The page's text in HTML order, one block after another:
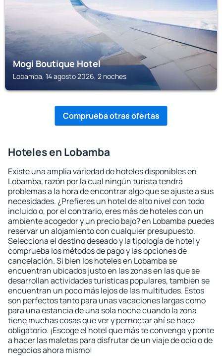
Mogi Boutique Hotel
Lobamba, 14 agosto 2026, 2 noches
Comprueba otras ofertas
Hoteles en Lobamba
Existe una amplia variedad de hoteles disponibles en
Lobamba, razón por la cual ningún turista tendrá
problemas a la hora de encontrar algo que se ajuste a sus
necesidades. ¿Prefieres un hotel de alto nivel con todo
incluido o, por el contrario, eres más de hoteles con un
ambiente acogedor y un precio bajo? en Lobamba puedes
reservar un alojamiento con cualquier presupuesto.
Selecciona el destino deseado y la tipología de hotel y
comprueba los métodos de pago y las opciones de
cancelación. Si bien los hoteles en Lobamba se
encuentran ubicados justo en las zonas en las que se
desarrollan actividades turísticas populares, también se
encuentran un poco más lejos de las multitudes. Estos
son perfectos tanto para unas vacaciones largas como
para una estancia de una sola noche cuando la zona
tiene muchas cosas que ver y pernoctar ahí se hace
obligatorio. ¡Escoge el hotel que más te convenga y ponte
a hacer las maletas para disfrutar de un viaje de ocio o de
negocios ahora mismo!